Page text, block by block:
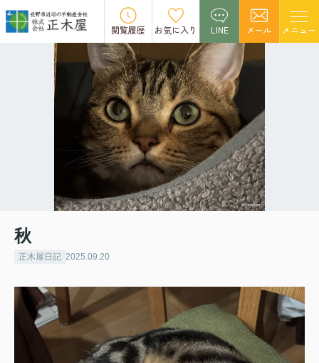
閲覧履歴 お気に入り LINE メール メニュー
秋
正木屋日記 2025.09.20